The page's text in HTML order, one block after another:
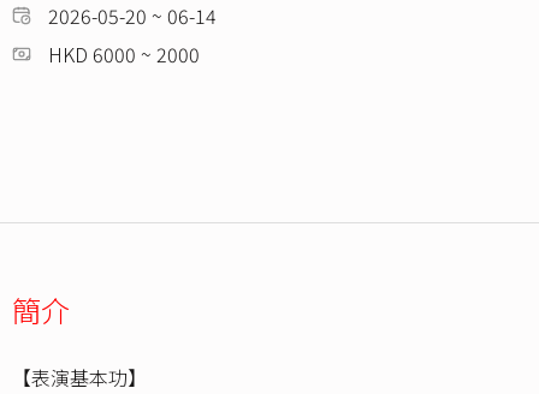
2026-05-20 ~ 06-14
HKD 6000 ~ 2000
簡介
【表演基本功】